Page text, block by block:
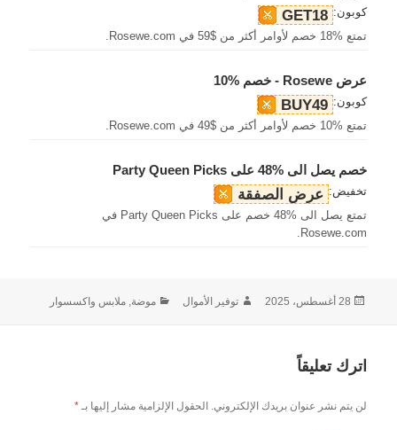
كوبون: GET18
تمتع %18 خصم لأوامر أكثر من $59 في Rosewe.com.
عرض Rosewe - خصم %10
كوبون: BUY49
تمتع %10 خصم لأوامر أكثر من $49 في Rosewe.com.
خصم يصل الى %48 على Party Queen Picks
تخفيض: عرض الصفقة
تمتع يصل الى %48 خصم على Party Queen Picks في
Rosewe.com.
نُشرت
28 أغسطس، 2025 الكاتب
توفير الأموال التصنيفات
موضة, ملابس واكسسوار
اترك تعليقاً
لن يتم نشر عنوان بريدك الإلكتروني. الحقول الإلزامية مشار إليها بـ*